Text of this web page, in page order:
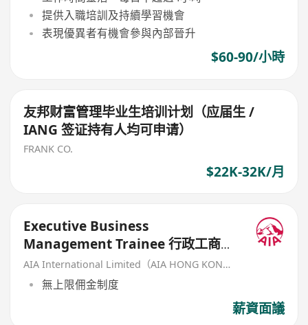
提供入職培訓及持續學習機會
表現優異者有機會參與內部晉升
$60-90/小時
友邦财富管理毕业生培训计划（应届生 /
IANG 签证持有人均可申请）
FRANK CO.
$22K-32K/月
Executive Business
Management Trainee 行政工商管
理培訓生 (歡迎應屆畢業生/IANG) AIA International Limited（AIA HONG KONG）
無上限佣金制度
薪資面議